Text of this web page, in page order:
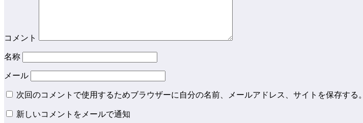
コメント
名称
メール
次回のコメントで使用するためブラウザーに自分の名前、メールアドレス、サイトを保存する。
新しいコメントをメールで通知